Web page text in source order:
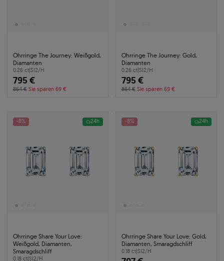
Ohrringe The Journey: Weißgold,
Diamanten
0.26 ct|SI2/H
795 €
864 € Sie sparen 69 €
Ohrringe The Journey: Gold,
Diamanten
0.26 ct|SI2/H
795 €
864 € Sie sparen 69 €
-8% 24h
Ohrringe Share Your Love:
Weißgold, Diamanten,
Smaragdschliff
0.18 ct|SI2/H
-8% 24h
Ohrringe Share Your Love: Gold,
Diamanten, Smaragdschliff
0.18 ct|SI2/H